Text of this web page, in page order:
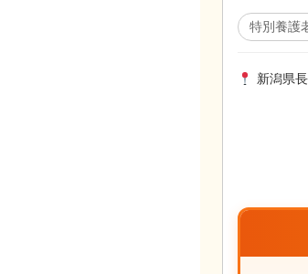
特別養護
新潟県